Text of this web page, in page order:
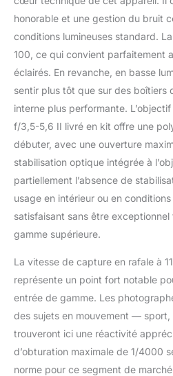
pour
d'une
léger.
OSS
pour
honorable et une gestion du bruit
conditions lumineuses standard.
100, ce qui convient parfaitement
éclairés. En revanche, en basse
sentir plus tôt que sur des boîtiers
interne plus performante.
f/3,5-5,6 II livré en kit offre une
débuter, avec une ouverture
stabilisation optique intégrée à
partiellement l’absence de
usage en intérieur ou en
satisfaisant sans être
gamme supérieure.
La vitesse de capture en rafale à
représente un point fort notable
entrée de gamme. Les
des sujets en mouvement —
trouveront ici une réactivité
d’obturation maximale de 1/4000
norme pour ce segment de